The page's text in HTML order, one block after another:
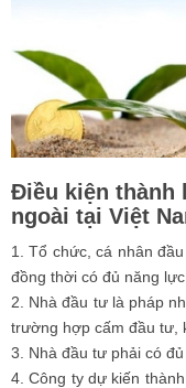
Điều kiện thành
ngoài tại Việt
1. Tổ chức, cá nhân
đồng thời có đủ năng
2. Nhà đầu tư là pháp
trường hợp cấm đầu tư,
3. Nhà đầu tư phải có
4. Công ty dự kiến